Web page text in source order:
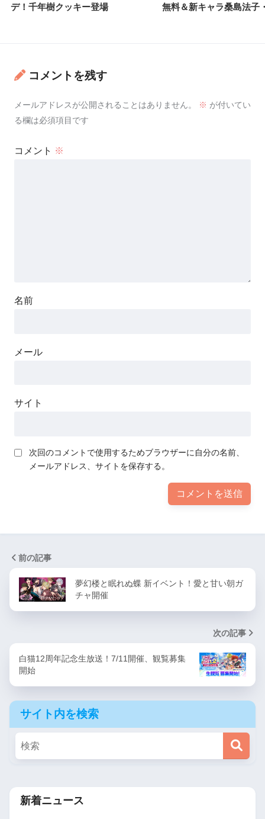
デ！千年樹クッキー登場 無料＆新キャラ桑島法子
コメントを残す
メールアドレスが公開されることはありません。 ※ が付いてい
る欄は必須項目です
コメント ※
名前
メール
サイト
次回のコメントで使用するためブラウザーに自分の名前、
メールアドレス、サイトを保存する。
前の記事
夢幻楼と眠れぬ蝶 新イベント！愛と甘い朝ガ
チャ開催
次の記事
白猫12周年記念生放送！7/11開催、観覧募集
開始
サイト内を検索
新着ニュース